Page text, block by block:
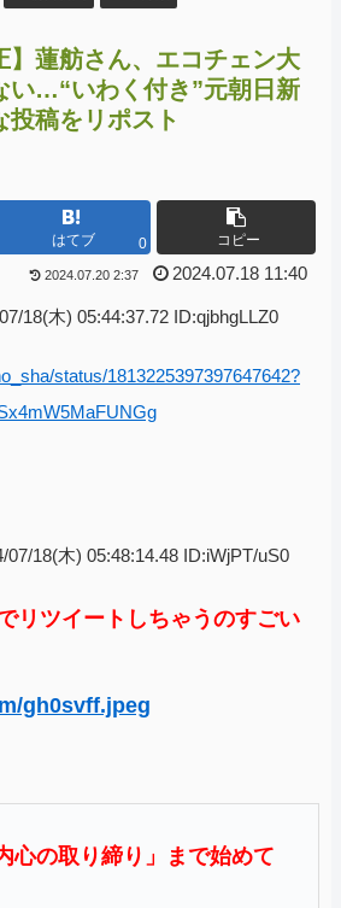
】蓮舫さん、エコチェン大
い…“いわく付き”元朝日新
投稿をリポスト
はてブ 0 コピー
2024.07.20 2:37 2024.07.18 11:40
18(木) 05:44:37.72 ID:qjbhgLLZ0
status/1813225397397647642?
07/18(木) 05:48:14.48 ID:iWjPT/uS0
リツイートしちゃうのすごい
gh0svff.jpeg
心の取り締り」まで始めて